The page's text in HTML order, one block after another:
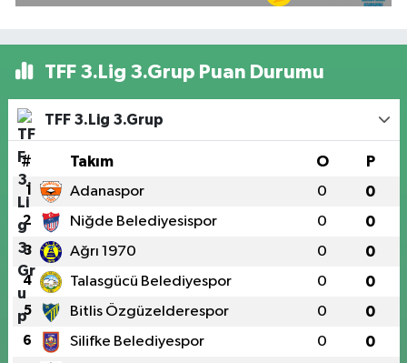
TFF 3.Lig 3.Grup Puan Durumu
TFF 3.Lig 3.Grup
# Takım O P
1 Adanaspor 0 0
2 Niğde Belediyesispor 0 0
3 Ağrı 1970 0 0
4 Talasgücü Belediyespor 0 0
5 Bitlis Özgüzelderespor 0 0
6 Silifke Belediyespor 0 0